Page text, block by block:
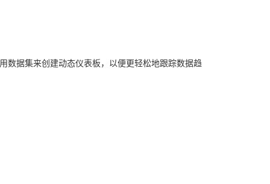
数据集来创建动态仪表板，以便更轻松地跟踪数据趋